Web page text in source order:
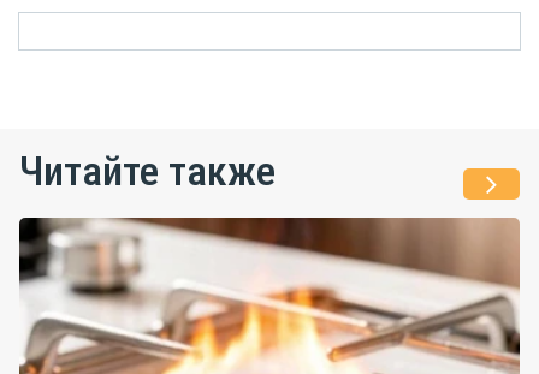
Читайте также